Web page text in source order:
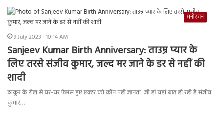
मनोरंजन
9 July 2023 - 10:14 AM
Sanjeev Kumar Birth Anniversary: ताउम्र प्यार के
लिए तरसे संजीव कुमार, जल्द मर जाने के डर से नहीं की
शादी
ठाकुर के रोल से घर-घर फेमस हुए एक्टर को कौन नहीं जानता। जी हां यहां बात हो रही है संजीव
कुमार…